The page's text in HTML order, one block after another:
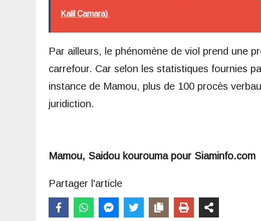
Kalil Camara)
Par ailleurs, le phénomène de viol prend une
carrefour. Car selon les statistiques fournies
instance de Mamou, plus de 100 procès
juridiction.
Mamou, Saidou kourouma pour Siaminfo.com
Partager l'article